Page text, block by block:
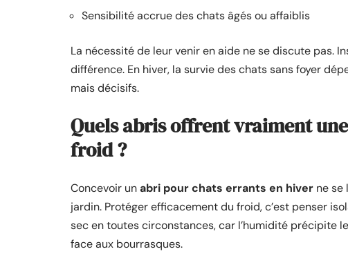
Sensibilité accrue des chats âgés ou affaiblis
La nécessité de leur venir en aide ne se discute pas.
différence. En hiver, la survie des chats sans foyer
mais décisifs.
Quels abris offrent vraiment
froid ?
Concevoir unabri pour chats errants en hiver ne se
jardin. Protéger efficacement du froid, c’est penser
sec en toutes circonstances, car l’humidité précipite
face aux bourrasques.